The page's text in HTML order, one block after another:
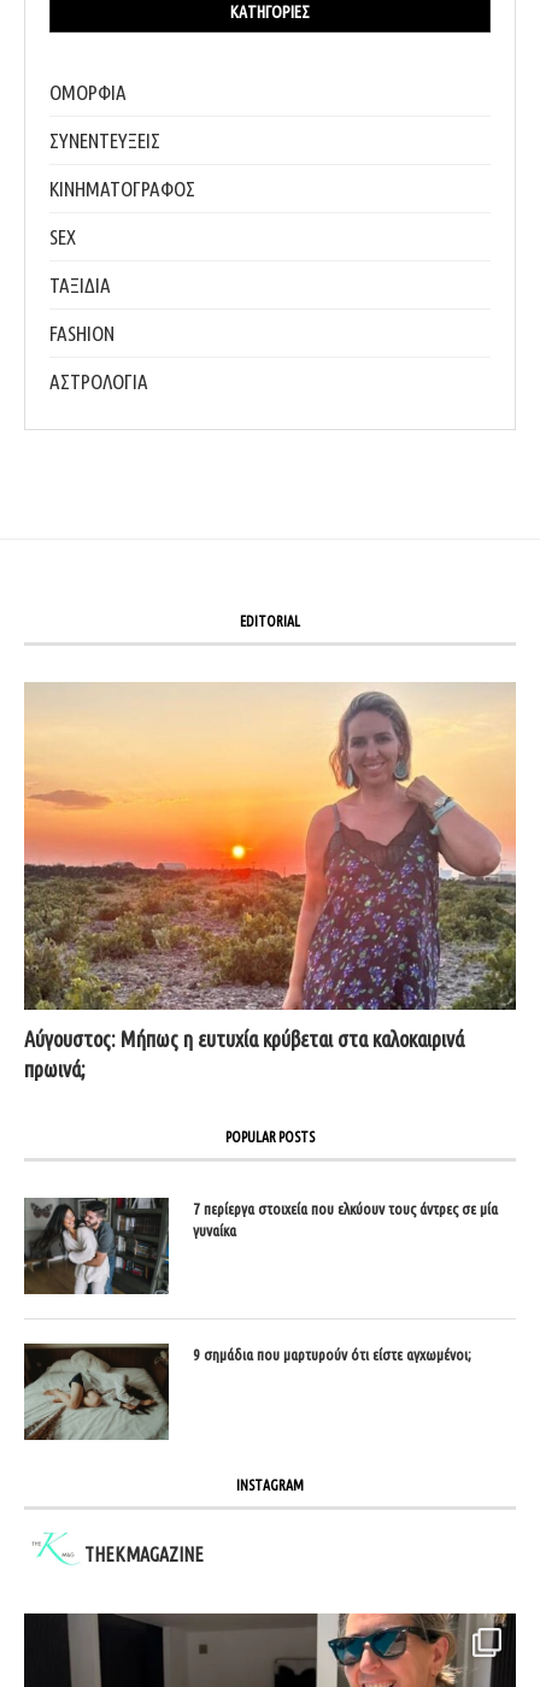
ΚΑΤΗΓΟΡΊΕΣ
ΟΜΟΡΦΙΑ
ΣΥΝΕΝΤΕΥΞΕΙΣ
ΚΙΝΗΜΑΤΟΓΡΑΦΟΣ
SEX
ΤΑΞΙΔΙΑ
FASHION
ΑΣΤΡΟΛΟΓΙΑ
EDITORIAL
Αύγουστος: Μήπως η ευτυχία κρύβεται στα καλοκαιρινά
πρωινά;
POPULAR POSTS
7 περίεργα στοιχεία που ελκύουν τους άντρες σε μία
γυναίκα
9 σημάδια που μαρτυρούν ότι είστε αγχωμένοι;
INSTAGRAM
THEKMAGAZINE